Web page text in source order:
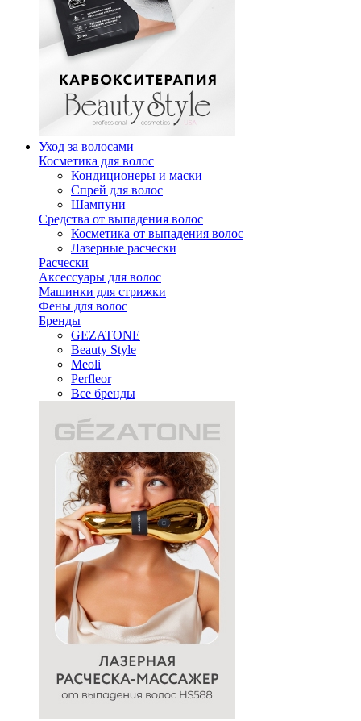
Уход за волосами
Косметика для волос
Кондиционеры и маски
Спрей для волос
Шампуни
Средства от выпадения волос
Косметика от выпадения волос
Лазерные расчески
Расчески
Аксессуары для волос
Машинки для стрижки
Фены для волос
Бренды
GEZATONE
Beauty Style
Meoli
Perfleor
Все бренды